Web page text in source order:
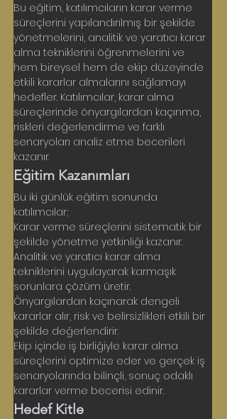
Bu eğitim, katılımcıların karar verme
süreçlerini yapılandırılmış bir şekilde
yönetmelerini, analitik ve yaratıcı karar
alma tekniklerini öğrenmelerini ve
hem bireysel hem de ekip düzeyinde
etkili kararlar almalarını sağlamayı
hedefler. Katılımcılar, karar alma
süreçlerinde önyargılardan kaçınma,
riskleri değerlendirme ve farklı
senaryoları analiz etme becerileri
kazanır.
Eğitim Kazanımları
Bu iki günlük eğitim sonunda
katılımcılar;
Karar verme süreçlerini sistematik bir
şekilde yönetme yetkinliği kazanır.
Analitik ve yaratıcı karar alma
tekniklerini uygulayarak karmaşık
sorunlara çözüm üretir.
Önyargılardan kaçınarak dengeli
kararlar alır, risk ve belirsizlikleri etkili bir
şekilde değerlendirir.
Ekip içinde iş birliğiyle karar alma
süreçlerini optimize eder ve gerçek iş
senaryolarında bilinçli, sonuç odaklı
kararlar verme becerisi edinir.
Hedef Kitle